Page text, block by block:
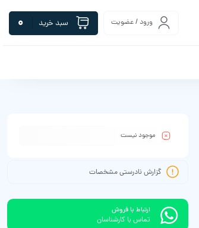
ورود / عضویت سبد خرید 0
موجود نیست
گزارش نادرستی مشخصات
ارتباط با فروش
تماس با کارشناسان